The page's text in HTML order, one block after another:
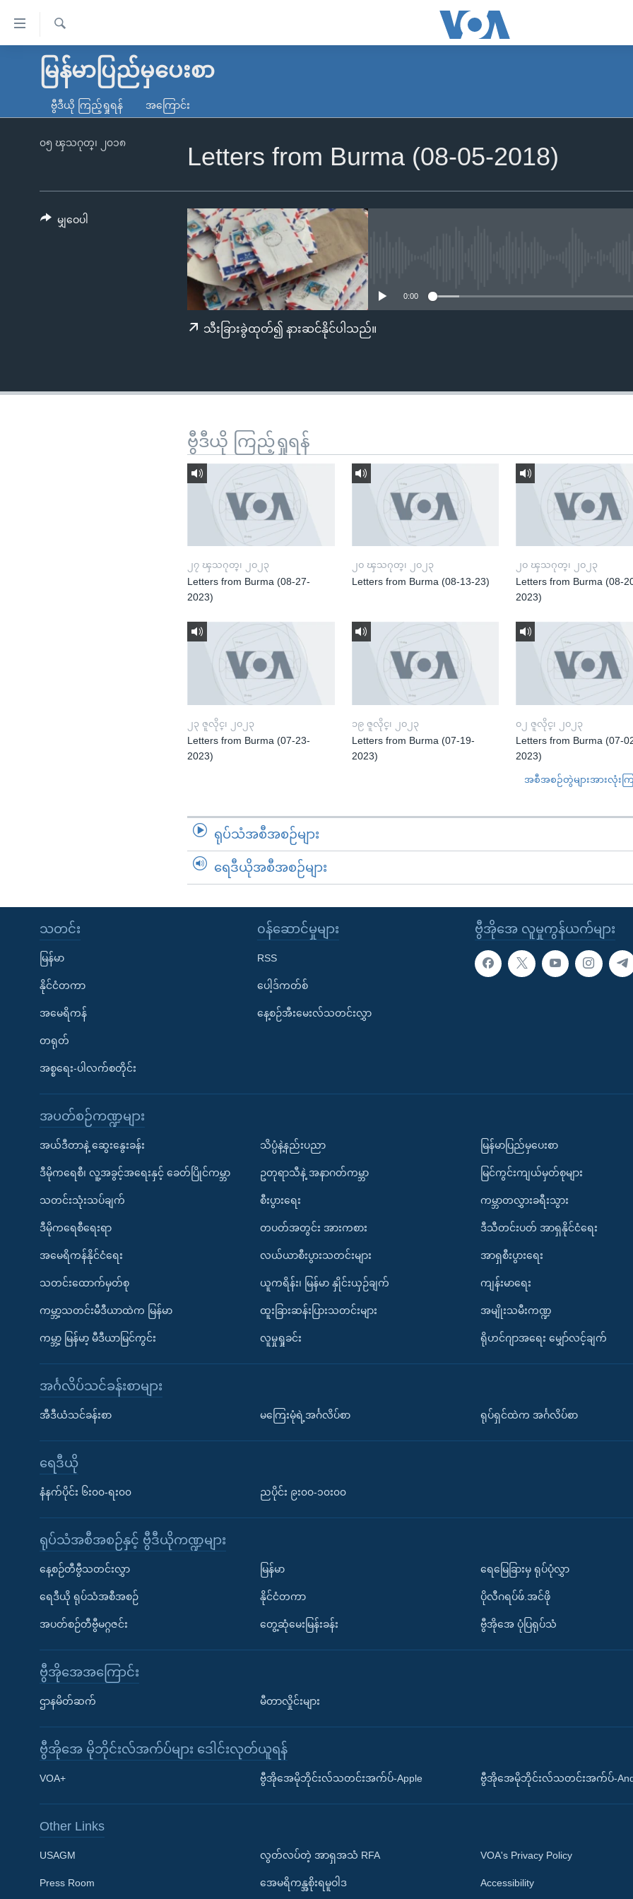
လွယ်ကူ
သည့်
ကျော်
မူလစာမျက်နှာ
ကမ္ဘာ့သတင်းများ
နိုင်ငံတကာ
တရုတ်
အစ္စရေး-ပါလက်စတိုင်း
ရပ်ဝန်းတခု လမ်းတခု အလွန်
အင်္ဂလိပ်စာလေ့လာမယ်
Learning English
ဘာသာစကားများ
ရှာဖွေ
ရ
လာ
မြန်မာပြည်မှပေးစာ
ဗွီဒီယို ကြည့်ရှုရန် အကြောင်း
Letters from Burma (08-05-2018)
၀၅ ၾသဂုတ္၊ ၂၀၁၈
0:00
သီးခြားခွဲထုတ်၍ နားဆင်နိုင်ပါသည်။
မျှဝေပါ
ဗွီဒီယို ကြည့်ရှုရန်
၂၇ ၾသဂုတ္၊ ၂၀၂၃
Letters from Burma (08-27-
2023)
၂၀ ၾသဂုတ္၊ ၂၀၂၃
Letters from Burma (08-13-23)
၂၀ ၾသဂုတ္၊ ၂၀၂၃
Letters from Burma (08-
2023)
၂၃ ဇူလိုင္၊ ၂၀၂၃
Letters from Burma (07-23-
2023)
၁၉ ဇူလိုင္၊ ၂၀၂၃
Letters from Burma (07-19-
2023)
၀၂ ဇူလိုင္၊ ၂၀၂၃
Letters from Burma (07-
2023)
အစီအစဉ်တွဲများအားလုံးက
ရုပ်သံအစီအစဉ်များ
ရေဒီယိုအစီအစဉ်များ
ဗွီအိုအေ လူမှုကွန်ယက်များ
သတင်း
မြန်မာ
နိုင်ငံတကာ
အမေရိကန်
တရုတ်
အစ္စရေး-ပါလက်စတိုင်း
၀န်ဆောင်မှုများ
RSS
ပေါ့ဒ်ကတ်စ်
နေ့စဉ်အီးမေးလ်သတင်းလွှာ
အပတ်စဉ်ကဏ္ဍများ
အယ်ဒီတာနဲ့ ဆွေးနွေးခန်း
ဒီမိုကရေစီ၊ လူ့အခွင့်အရေးနှင့် ခေတ်ပြိုင်ကမ္ဘာ
သတင်းသုံးသပ်ချက်
ဒီမိုကရေစီရေးရာ
အမေရိကန်နိုင်ငံရေး
သတင်းထောက်မှတ်စု
ကမ္ဘာ့သတင်းမီဒီယာထဲက မြန်မာ
ကမ္ဘာ့ မြန်မာ့ မီဒီယာမြင်ကွင်း
သိပ္ပံနဲ့နည်းပညာ
ဥတုရာသီနဲ့ အနာဂတ်ကမ္ဘာ
စီးပွားရေး
တပတ်အတွင်း အားကစား
လယ်ယာစီးပွားသတင်းများ
ယူကရိန်း၊ မြန်မာ နှိုင်းယှဉ်ချက်
ထူးခြားဆန်းပြားသတင်းများ
လူမှုရှုခင်း
မြန်မာပြည်မှပေးစာ
မြင်ကွင်းကျယ်မှတ်စုများ
ကမ္ဘာတလွှားခရီးသွား
ဒီသီတင်းပတ် အာရှနိုင်ငံရေး
အာရှစီးပွားရေး
ကျန်းမာရေး
အမျိုးသမီးကဏ္ဍ
ရိုဟင်ဂျာအရေး မျှော်လင့်ချက်
အင်္ဂလိပ်သင်ခန်းစာများ
အီဒီယံသင်ခန်းစာ မကြေးမုံရဲ့အင်္ဂလိပ်စာ ရုပ်ရှင်ထဲက အင်္ဂလိပ်စာ
ရေဒီယို
နံနက်ပိုင်း ၆း၀၀-ရး၀၀ ညပိုင်း ၉း၀၀-၁၀း၀၀
ရုပ်သံအစီအစဉ်နှင့် ဗွီဒီယိုကဏ္ဍများ
နေ့စဉ်တီဗွီသတင်းလွှာ
ရေဒီယို ရုပ်သံအစီအစဉ်
အပတ်စဉ်တီဗွီမဂ္ဂဇင်း
မြန်မာ
နိုင်ငံတကာ
တွေ့ဆုံမေးမြန်းခန်း
ရေမြေခြားမှ ရုပ်ပုံလွှာ
ပိုလီဂရပ်ဖ်.အင်ဖို
ဗွီအိုအေ ပုံပြရုပ်သံ
ဗွီအိုအေအကြောင်း
ဌာနမိတ်ဆက် မီတာလှိုင်းများ
ဗွီအိုအေ မိုဘိုင်းလ်အက်ပ်များ ဒေါင်းလုတ်ယူရန်
VOA+ ဗွီအိုအေမိုဘိုင်းလ်သတင်းအက်ပ်-Apple ဗွီအိုအေမိုဘိုင်းလ်သတင်းအက်ပ်-
Other Links
USAGM
Press Room
လွတ်လပ်တဲ့ အာရှအသံ RFA
အေမရိကန္အစိုးရမူဝါဒ
VOA's Privacy Policy
Accessibility